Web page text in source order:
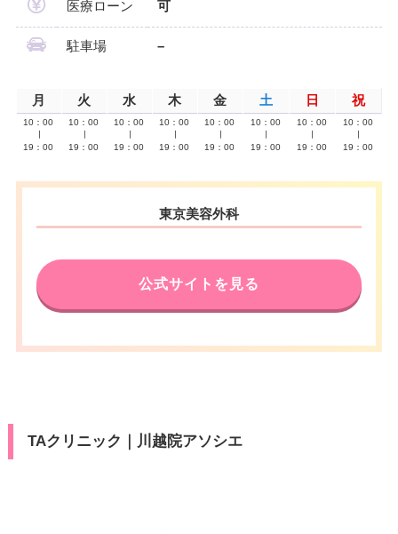
医療ローン 可
駐車場 –
月 火 水 木 金 土 日 祝
10：00
19：00
10：00
19：00
10：00
19：00
10：00
19：00
10：00
19：00
10：00
19：00
10：00
19：00
10：00
19：00
東京美容外科
公式サイトを見る
TAクリニック｜川越院アソシエ